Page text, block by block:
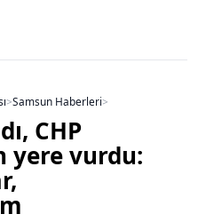
>Samsun Haberleri>
CHP
yere vurdu: